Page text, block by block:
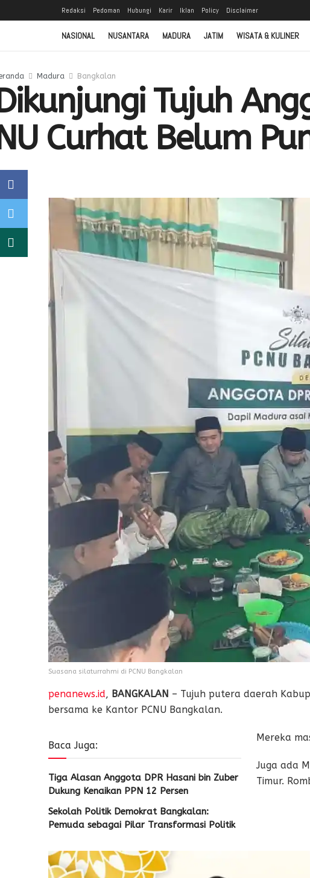
Redaksi Pedoman Hubungi Karir Iklan Policy Disclaimer
NASIONAL NUSANTARA MADURA JATIM WISATA & KULINER
Madura Bangkalan
Tujuh
Curhat Belum
Suasana silaturrahmi di PCNU Bangkalan
penanews.id, BANGKALAN – Tujuh putera daerah
bersama ke Kantor PCNU Bangkalan.
Baca Juga:
Tiga Alasan Anggota DPR Hasani bin Zuber
Dukung Kenaikan PPN 12 Persen
Sekolah Politik Demokrat Bangkalan:
Pemuda sebagai Pilar Transformasi Politik
Mereka
Juga ada
Timur.